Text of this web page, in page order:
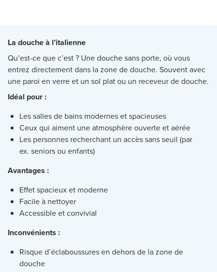
La douche à l’italienne
Qu’est-ce que c’est ? Une douche sans porte, où vous
entrez directement dans la zone de douche. Souvent avec
une paroi en verre et un sol plat ou un receveur de douche.
Idéal pour :
Les salles de bains modernes et spacieuses
Ceux qui aiment une atmosphère ouverte et aérée
Les personnes recherchant un accès sans seuil (par
ex. seniors ou enfants)
Avantages :
Effet spacieux et moderne
Facile à nettoyer
Accessible et convivial
Inconvénients :
Risque d’éclaboussures en dehors de la zone de
douche